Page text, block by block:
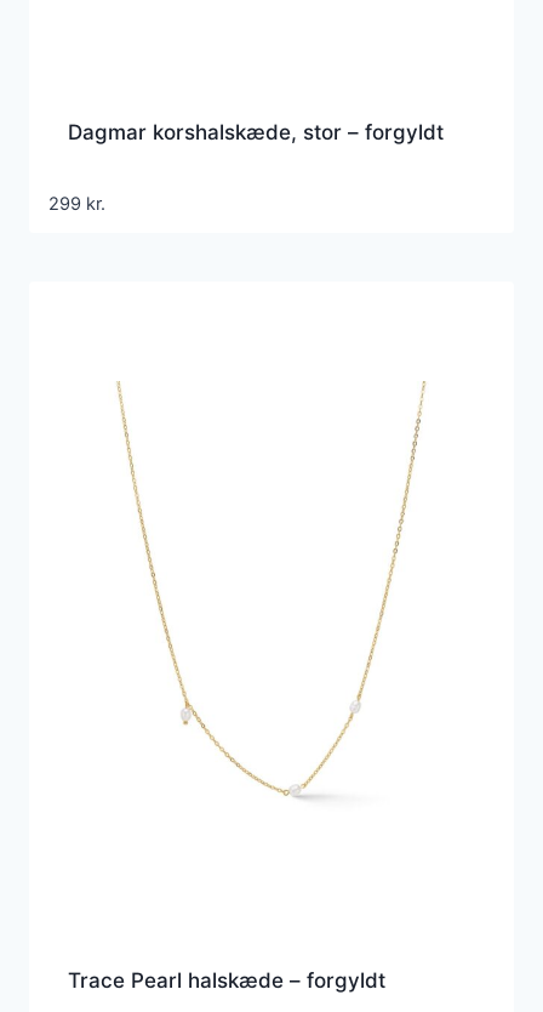
Dagmar korshalskæde, stor – forgyldt
299 kr.
Trace Pearl halskæde – forgyldt